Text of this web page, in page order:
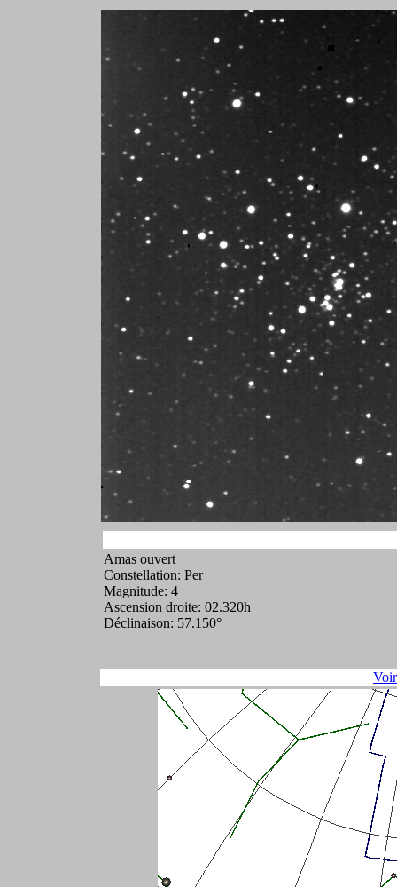
Amas ouvert
Constellation: Per
Magnitude: 4
Ascension droite: 02.320h
Déclinaison: 57.150°